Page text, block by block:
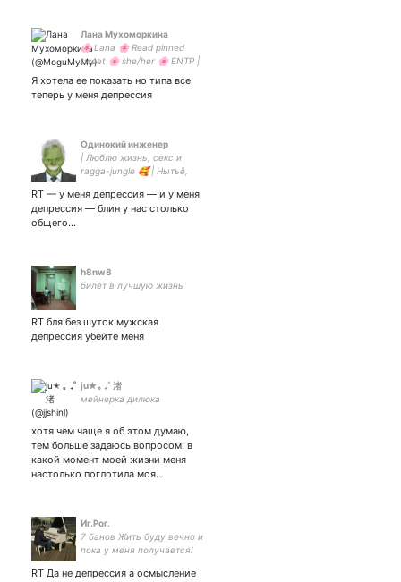
Лана Мухоморкина
🌸 Lana 🌸 Read pinned
tweet 🌸 she/her 🌸 ENTP |
🌸 Сайд: 🌸 -♦️🌸 Юп: 🌸
Я хотела ее показать но типа все
теперь у меня депрессия
Одинокий инженер
| Люблю жизнь, секс и
ragga-jungle 🥰 | Нытьё,
рассказы | Школьникам и
k-pop'ерам тут не рады 🖕 |
RT — у меня депрессия — и у меня
депрессия — блин у нас столько
общего...
h8nw8
билет в лучшую жизнь
RT бля без шуток мужская
депрессия убейте меня
ju✭ ｡ ₊˚ 渚
мейнерка дилюка
хотя чем чаще я об этом думаю,
тем больше задаюсь вопросом: в
какой момент моей жизни меня
настолько поглотила моя…
Иг.Рог.
7 банов Жить буду вечно и
пока у меня получается!
RT Да не депрессия а осмысление